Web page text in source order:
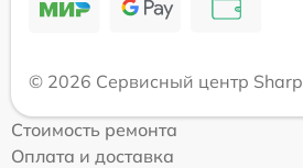
© 2026 Сервисный центр Sharp
Стоимость ремонта
Оплата и доставка